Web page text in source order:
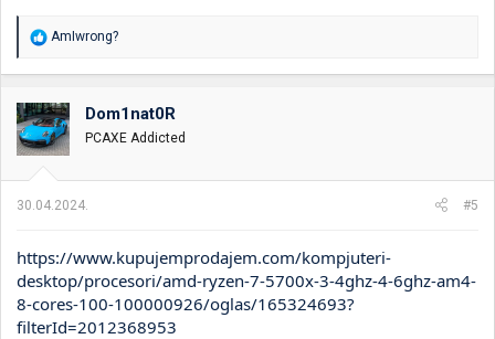
R
a
o
v
a
n
:
AmIwrong?
Dom1nat0R
PCAXE Addicted
30.04.2024. #5
https://www.kupujemprodajem.com/kompjuteri-
desktop/procesori/amd-ryzen-7-5700x-3-4ghz-4-6ghz-am4-
8-cores-100-100000926/oglas/165324693?
filterId=2012368953